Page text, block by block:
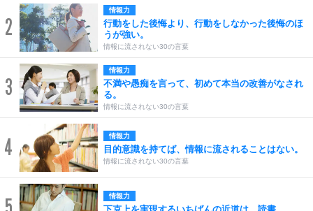
2
情報力
行動をした後悔より、行動をしなかった後悔のほ
うが強い。
情報に流されない30の言葉
3
情報力
不満や愚痴を言って、初めて本当の改善がなされ
る。
情報に流されない30の言葉
4 情報力
目的意識を持てば、情報に流されることはない。
情報に流されない30の言葉
情報力
下克上を実現するいちばんの近道は、読書。